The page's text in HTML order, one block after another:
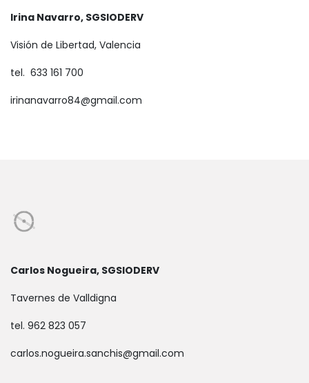
Irina Navarro, SGSIODERV
Visión de Libertad, Valencia
tel. 633 161 700
irinanavarro84@gmail.com
Carlos Nogueira, SGSIODERV
Tavernes de Valldigna
tel. 962 823 057
carlos.nogueira.sanchis@gmail.com